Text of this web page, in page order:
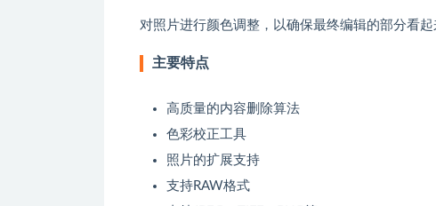
对照片进行颜色调整，以确保最终编辑的部分看起
主要特点
高质量的内容删除算法
色彩校正工具
照片的扩展支持
支持RAW格式